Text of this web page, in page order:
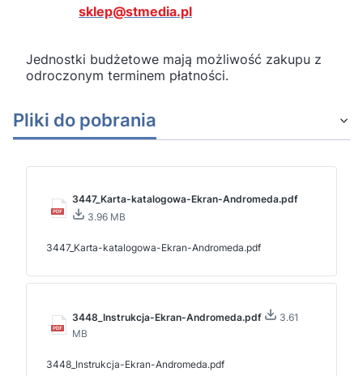
sklep@stmedia.pl
Jednostki budżetowe mają możliwość zakupu z
odroczonym terminem płatności.
Pliki do pobrania
3447_Karta-katalogowa-Ekran-Andromeda.pdf
3.96 MB
3447_Karta-katalogowa-Ekran-Andromeda.pdf
3448_Instrukcja-Ekran-Andromeda.pdf
3.61
MB
3448_Instrukcja-Ekran-Andromeda.pdf